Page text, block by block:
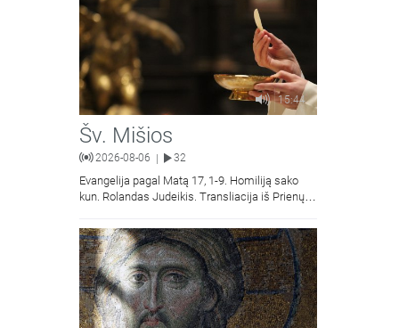
15:44
Šv. Mišios
2026-08-06 | 32
Evangelija pagal Matą 17, 1-9. Homiliją sako
kun. Rolandas Judeikis. Transliacija iš Prienų